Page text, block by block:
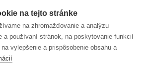
na tejto stránke
na zhromažďovanie a analýzu
a používaní stránok, na poskytovanie funkcií
vylepšenie a prispôsobenie obsahu a